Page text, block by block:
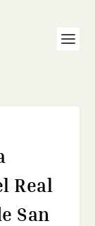
Real
San